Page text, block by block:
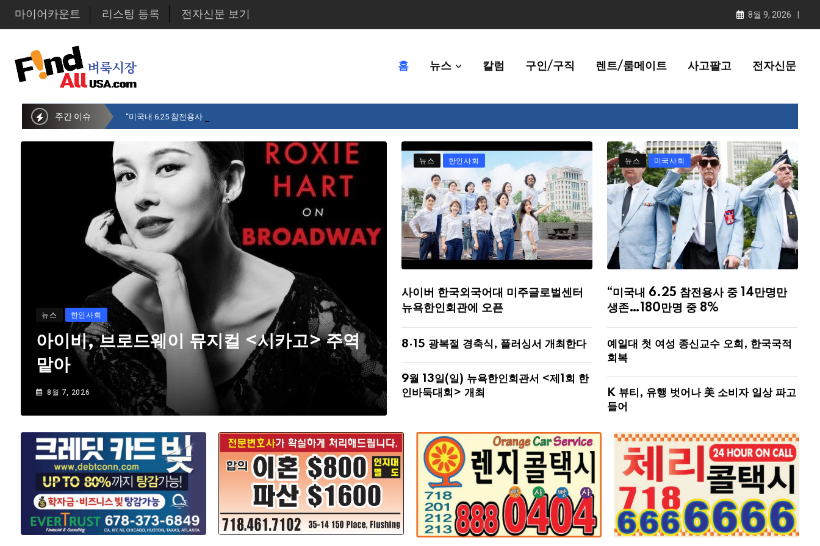
마이어카운트 리스팅 등록 전자신문 보기 8월 9, 2026
홈 뉴스 칼럼 구인/구직 렌트/룸메이트 사고팔고 전자신문
주간 이슈 “미국내 6.25 참전용사 중 14만명만 생존…180만명 중 8% 수준
뉴스 한인사회
아이비, 브로드웨이 뮤지컬 <시카고> 주역
맡아
8월 7, 2026
뉴스 한인사회
사이버 한국외국어대 미주글로벌센터
뉴욕한인회관에 오픈
8·15 광복절 경축식, 플러싱서 개최한다
9월 13일(일) 뉴욕한인회관서 <제1회 한
인바둑대회> 개최
뉴스 미국사회
“미국내 6.25 참전용사 중 14만명만
생존…180만명 중 8%
예일대 첫 여성 종신교수 오희, 한국국적
회복
K 뷰티, 유행 벗어나 美 소비자 일상 파고
들어